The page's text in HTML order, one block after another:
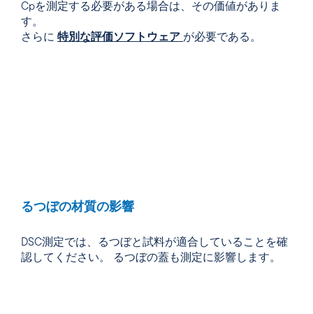
Cpを測定する必要がある場合は、その価値がありま
す。
さらに 特別な評価ソフトウェア が必要である。
るつぼの材質の影響
DSC測定では、るつぼと試料が適合していることを確
認してください。 るつぼの蓋も測定に影響します。